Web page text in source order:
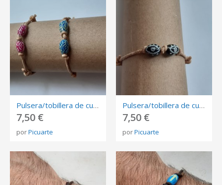
Pulsera/tobillera de cuero con nudos y 2 huesos de aceituna JAPÓN
7,50 €
porPicuarte
Pulsera/tobillera de cuero con nudos y 2 huesos de aceituna OJOS
7,50 €
porPicuarte